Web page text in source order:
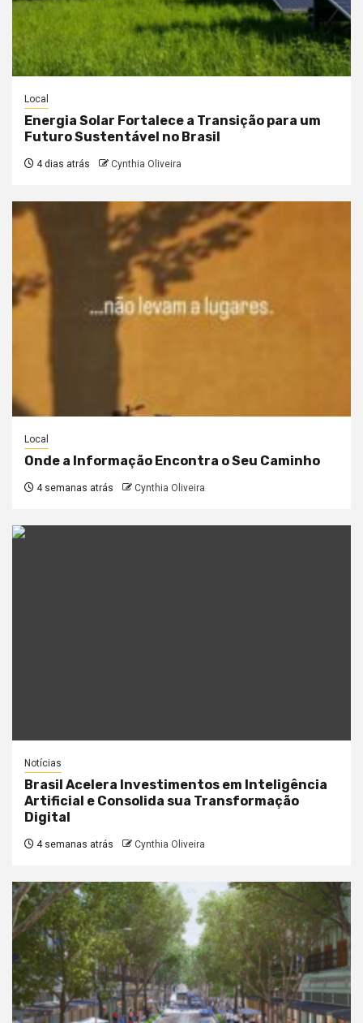
Local
Energia Solar Fortalece a Transição para um
Futuro Sustentável no Brasil
4 dias atrás Cynthia Oliveira
Local
Onde a Informação Encontra o Seu Caminho
4 semanas atrás Cynthia Oliveira
Notícias
Brasil Acelera Investimentos em Inteligência
Artificial e Consolida sua Transformação
Digital
4 semanas atrás Cynthia Oliveira